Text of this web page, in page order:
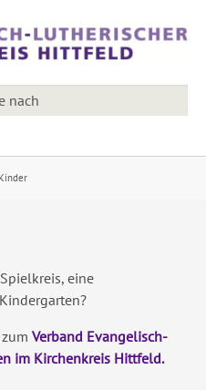
Kinder
eine
Verband Evangelisch-
im Kirchenkreis Hittfeld.